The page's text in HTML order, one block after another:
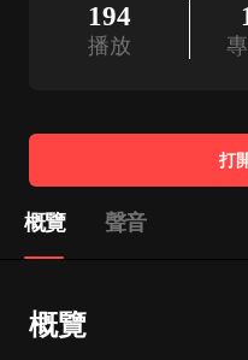
194
播放
打
概覽 聲音
概覽